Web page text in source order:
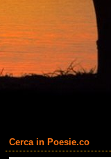
Cerca in Poesie.co